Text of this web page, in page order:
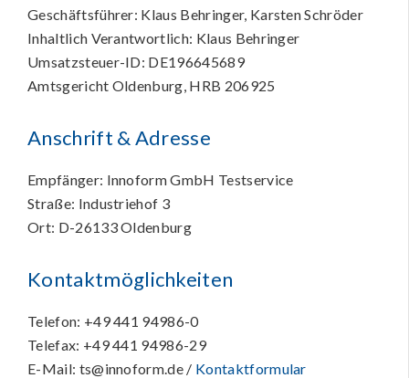
Geschäftsführer: Klaus Behringer, Karsten Schröder
Inhaltlich Verantwortlich: Klaus Behringer
Umsatzsteuer-ID: DE196645689
Amtsgericht Oldenburg, HRB 206925
Anschrift & Adresse
Empfänger: Innoform GmbH Testservice
Straße: Industriehof 3
Ort: D-26133 Oldenburg
Kontaktmöglichkeiten
Telefon: +49 441 94986-0
Telefax: +49 441 94986-29
E-Mail: ts@innoform.de / Kontaktformular